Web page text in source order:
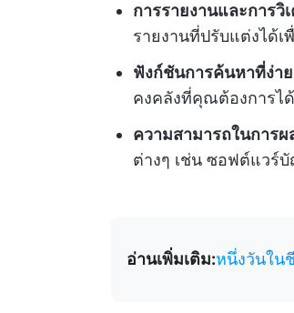
การรายงานและการวิ
รายงานที่ปรับแต่งได้
ฟังก์ชันการค้นหาที่ง่าย
คงคลังที่คุณต้องการได้
ความสามารถในการผ
ต่างๆ เช่น ซอฟต์แวร์
อ่านเพิ่มเติม:หนึ่งวันใน